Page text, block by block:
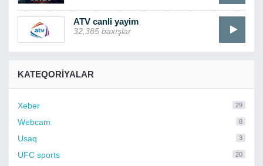
ATV canli yayim
32,385 baxışlar
KATEQORIYALAR
Xeber 29
Webcam 8
Usaq 3
UFC sports 20